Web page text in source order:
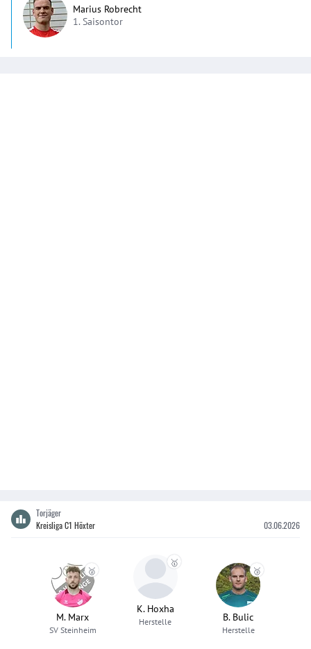
Marius Robrecht
1. Saisontor
Torjäger
Kreisliga C1 Höxter
03.06.2026
🥈
M. Marx
SV Steinheim
🥇
K. Hoxha
Herstelle
🥉
B. Bulic
Herstelle